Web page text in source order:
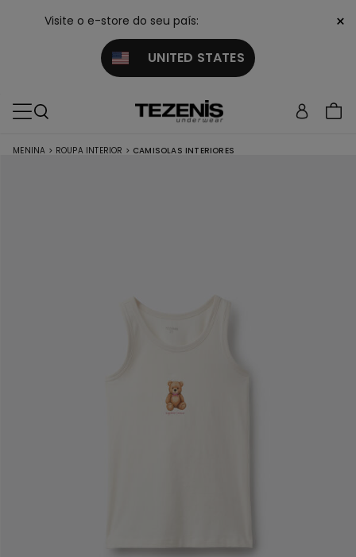
Visite o e-store do seu país:
UNITED STATES
×
MENINA > ROUPA INTERIOR > CAMISOLAS INTERIORES